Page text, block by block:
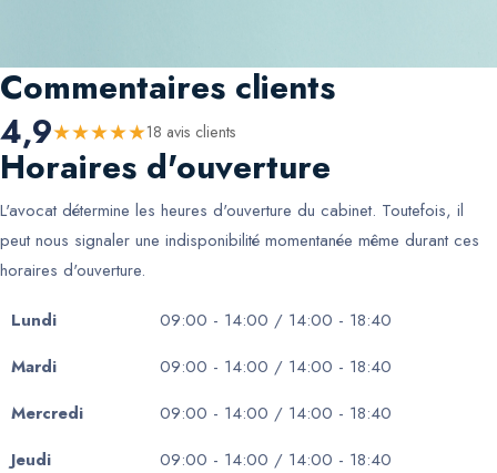
Commentaires clients
4,9★★★★★18 avis clients
Horaires d'ouverture
L'avocat détermine les heures d'ouverture du cabinet. Toutefois, il
peut nous signaler une indisponibilité momentanée même durant ces
horaires d'ouverture.
Lundi
09:00 - 14:00 / 14:00 - 18:40
Mardi
09:00 - 14:00 / 14:00 - 18:40
Mercredi
09:00 - 14:00 / 14:00 - 18:40
Jeudi
09:00 - 14:00 / 14:00 - 18:40